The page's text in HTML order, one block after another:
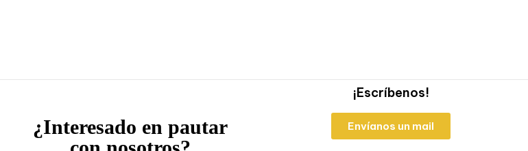
¿Interesado en pautar
¡Escríbenos!
Envíanos un mail